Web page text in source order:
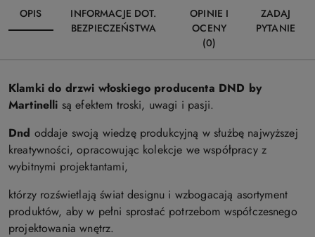
OPIS
INFORMACJE DOT.
BEZPIECZEŃSTWA
OPINIE I
OCENY
(0)
ZADAJ
PYTANIE
Klamki do drzwi włoskiego producenta DND by
Martinelli są efektem troski, uwagi i pasji.
Dnd oddaje swoją wiedzę produkcyjną w służbę najwyższej
kreatywności, opracowując kolekcje we współpracy z
wybitnymi projektantami,
którzy rozświetlają świat designu i wzbogacają asortyment
produktów, aby w pełni sprostać potrzebom współczesnego
projektowania wnętrz.